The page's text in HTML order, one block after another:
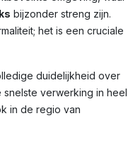
bijzonder streng zijn.
het is een cruciale
duidelijkheid over
snelste verwerking in heel
in de regio van